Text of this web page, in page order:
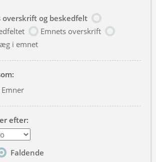
og beskedfelt
Emnets overskrift
i emnet
Emner
efter:
Faldende